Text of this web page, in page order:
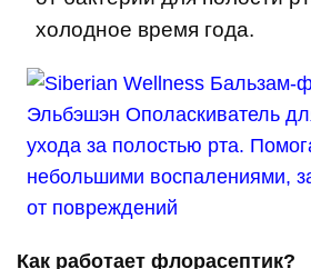
холодное время года.
Как работает флорасептик?